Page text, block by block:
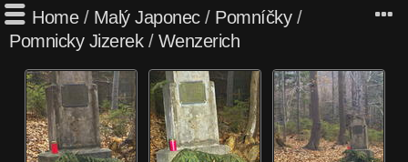
Home/ Malý Japonec/ Pomníčky/
Pomnicky Jizerek/ Wenzerich